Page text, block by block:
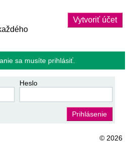
Vytvoriť účet
sa musíte prihlásiť.
Heslo
Prihlásenie
© 2026